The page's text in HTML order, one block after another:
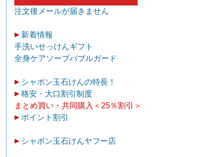
注文後メールが届きません
新着情報
手洗いせっけんギフト
全身ケアソープバブルガード
シャボン玉石けんの特長！
格安・大口割引制度
まとめ買い・共同購入＜25％割引＞
ポイント割引
シャボン玉石けんヤフー店